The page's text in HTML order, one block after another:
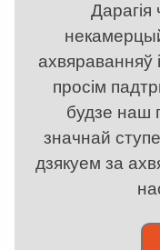
ахвяраванняў
просім
будзе наш
значнай
дзякуем за